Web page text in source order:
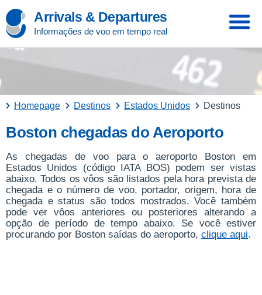
Arrivals & Departures
Informações de voo em tempo real
Homepage Destinos Estados Unidos Destinos
Boston chegadas do Aeroporto
As chegadas de voo para o aeroporto Boston em
Estados Unidos (código IATA BOS) podem ser vistas
abaixo. Todos os vôos são listados pela hora prevista de
chegada e o número de voo, portador, origem, hora de
chegada e status são todos mostrados. Você também
pode ver vôos anteriores ou posteriores alterando a
opção de período de tempo abaixo. Se você estiver
procurando por Boston saídas do aeroporto, clique aqui.